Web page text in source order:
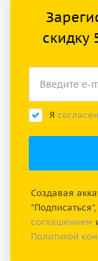
скидку
Я согласен
Создавая
соглашением
Политикой